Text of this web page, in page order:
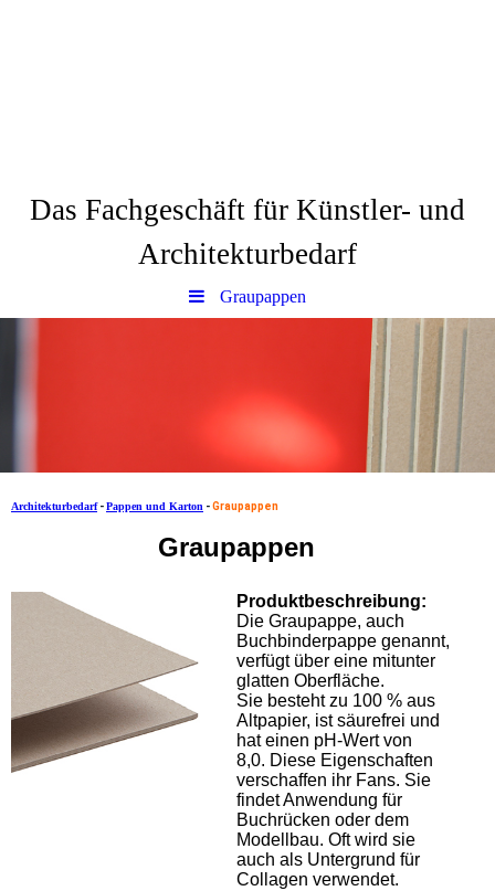
Das Fachgeschäft für Künstler- und
Architekturbedarf
Graupappen
Architekturbedarf-Pappen und Karton -Graupappen
Graupappen
Produktbeschreibung:
Die Graupappe, auch
Buchbinderpappe genannt,
verfügt über eine mitunter
glatten Oberfläche.
Sie besteht zu 100 % aus
Altpapier, ist säurefrei und
hat einen pH-Wert von
8,0. Diese Eigenschaften
verschaffen ihr Fans. Sie
findet Anwendung für
Buchrücken oder dem
Modellbau. Oft wird sie
auch als Untergrund für
Collagen verwendet.